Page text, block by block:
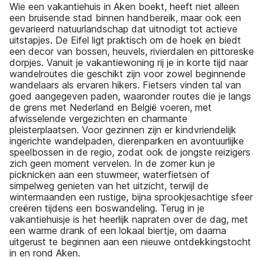
Wie een vakantiehuis in Aken boekt, heeft niet alleen
een bruisende stad binnen handbereik, maar ook een
gevarieerd natuurlandschap dat uitnodigt tot actieve
uitstapjes. De Eifel ligt praktisch om de hoek en biedt
een decor van bossen, heuvels, rivierdalen en pittoreske
dorpjes. Vanuit je vakantiewoning rij je in korte tijd naar
wandelroutes die geschikt zijn voor zowel beginnende
wandelaars als ervaren hikers. Fietsers vinden tal van
goed aangegeven paden, waaronder routes die je langs
de grens met Nederland en België voeren, met
afwisselende vergezichten en charmante
pleisterplaatsen. Voor gezinnen zijn er kindvriendelijk
ingerichte wandelpaden, dierenparken en avontuurlijke
speelbossen in de regio, zodat ook de jongste reizigers
zich geen moment vervelen. In de zomer kun je
picknicken aan een stuwmeer, waterfietsen of
simpelweg genieten van het uitzicht, terwijl de
wintermaanden een rustige, bijna sprookjesachtige sfeer
creëren tijdens een boswandeling. Terug in je
vakantiehuisje is het heerlijk napraten over de dag, met
een warme drank of een lokaal biertje, om daarna
uitgerust te beginnen aan een nieuwe ontdekkingstocht
in en rond Aken.